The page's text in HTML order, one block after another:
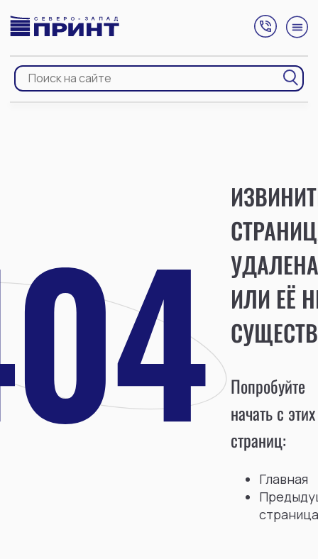
УДАЛЕНА
ИЛИ ЕЁ
Попробуйте
начать с этих
страниц:
Главная
страница